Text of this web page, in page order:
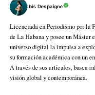
Ibis Despaigne
Licenciada en Periodismo por la
de La Habana y posee un Máster
universo digital la impulsa a
su formación académica con un
A través de sus artículos, busca
visión global y contemporánea.